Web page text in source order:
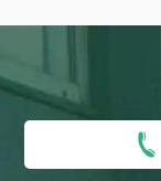
な）南栄工業株式会
な）ナビオ株式会社